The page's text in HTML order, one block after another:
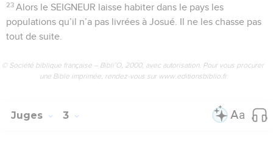
23 Alors le SEIGNEUR laisse habiter dans le pays les
populations qu’il n’a pas livrées à Josué. Il ne les chasse pas
tout de suite.
© Société biblique française – Bibli’O, 2000, avec autorisation. Pour vous procurer
une Bible imprimée, rendez-vous sur www.editionsbiblio.fr
Juges 3